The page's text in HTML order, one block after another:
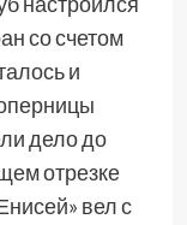
со счетом
и
дело до
отрезке
вел с